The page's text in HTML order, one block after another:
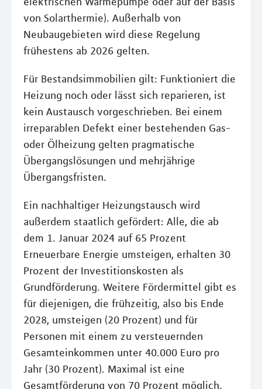
von Solarthermie). Außerhalb von
Neubaugebieten wird diese Regelung
frühestens ab 2026 gelten.
Für Bestandsimmobilien gilt: Funktioniert die
Heizung noch oder lässt sich reparieren, ist
kein Austausch vorgeschrieben. Bei einem
irreparablen Defekt einer bestehenden Gas-
oder Ölheizung gelten pragmatische
Übergangslösungen und mehrjährige
Übergangsfristen.
Ein nachhaltiger Heizungstausch wird
außerdem staatlich gefördert: Alle, die ab
dem 1. Januar 2024 auf 65 Prozent
Erneuerbare Energie umsteigen, erhalten 30
Prozent der Investitionskosten als
Grundförderung. Weitere Fördermittel gibt es
für diejenigen, die frühzeitig, also bis Ende
2028, umsteigen (20 Prozent) und für
Personen mit einem zu versteuernden
Gesamteinkommen unter 40.000 Euro pro
Jahr (30 Prozent). Maximal ist eine
Gesamtförderung von 70 Prozent möglich.